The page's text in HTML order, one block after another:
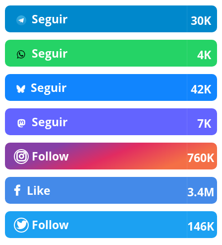
Seguir 30K
Seguir 4K
Seguir 42K
Seguir 7K
Follow 760K
Like 3.4M
Follow 146K